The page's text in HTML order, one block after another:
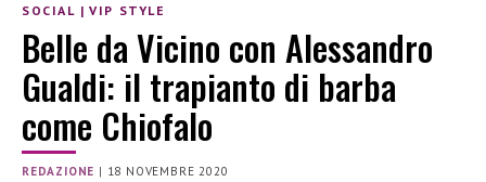
SOCIAL |VIP STYLE
Belle da Vicino con Alessandro
Gualdi: il trapianto di barba
come Chiofalo
REDAZIONE | 18 NOVEMBRE 2020